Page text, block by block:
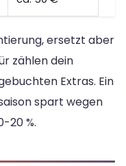
ersetzt aber
zählen dein
Extras. Ein
spart wegen
20 %.